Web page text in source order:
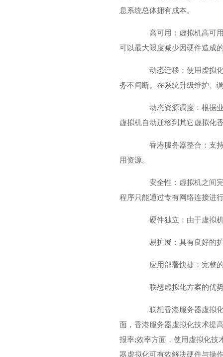
息系统总体拥有成本。
高可用：虚拟机高可用
可以最大限度减少因硬件造成
动态迁移：使用虚拟化
务不间断。在系统升级维护、
动态资源调度：根据业
虚拟机自动迁移到其它虚拟化
香港服务器整合：支持
用资源。
安全性：虚拟机之间完
程序只能通过专有网络连接进
硬件独立：由于虚拟机
易扩展：具有良好的扩
应用部署快捷：完整的
联想虚拟化方案的优
联想香港服务器虚拟化
面，香港服务器虚拟化技术提
报率;效率方面，使用虚拟化技
器虚拟化可有效解决硬件与操